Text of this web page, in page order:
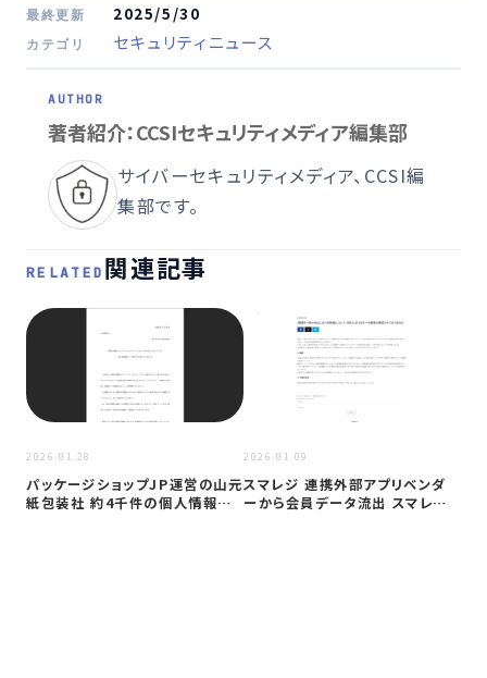
最終更新 2025/5/30
カテゴリ セキュリティニュース
著者紹介：CCSIセキュリティメディア編集部
サイバーセキュリティメディア、CCSI編
集部です。
RELATED 関連記事
2026.01.28
パッケージショップJP運営の山元
紙包装社 約4千件の個人情報漏
2026.01.09
スマレジ 連携外部アプリベンダ
ーから会員データ流出 スマレジ